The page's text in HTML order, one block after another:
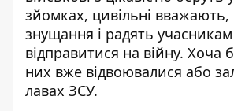
зйомках, цивільні
знущання і радять учасникам
відправитися на війну. Хоча
них вже відвоювалися або
лавах ЗСУ.